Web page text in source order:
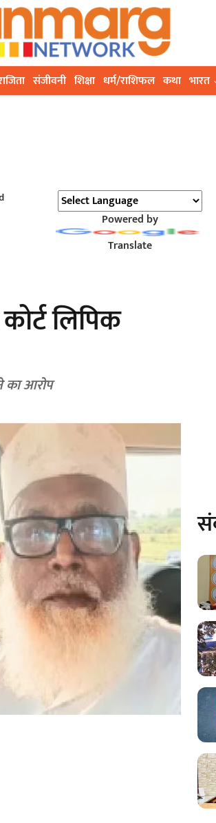
संजीवनी शिक्षा धर्म/राशिफल कथा भारत
Powered by
Translate
लिपिक
का आरोप